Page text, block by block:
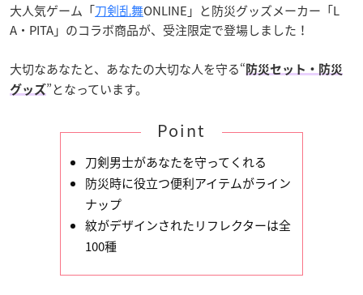
大人気ゲーム「刀剣乱舞ONLINE」と防災グッズメーカー「L
A・PITA」のコラボ商品が、受注限定で登場しました！
大切なあなたと、あなたの大切な人を守る“ 防災セット・防災
グッズ”となっています。
Point
刀剣男士があなたを守ってくれる
防災時に役立つ便利アイテムがライン
ナップ
紋がデザインされたリフレクターは全
100種